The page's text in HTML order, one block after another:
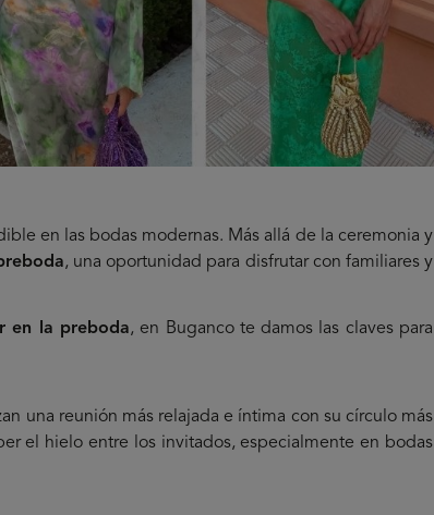
en las bodas modernas. Más allá de la ceremonia y
,una oportunidad para disfrutar con familiares y
en la preboda, en Bugancote damos las claves para
una reunión más relajada e íntima con su círculo más
el hielo entre los invitados, especialmente en bodas